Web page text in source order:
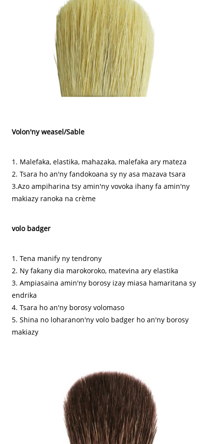
Volon'ny weasel/Sable
1. Malefaka, elastika, mahazaka, malefaka ary mateza
2. Tsara ho an'ny fandokoana sy ny asa mazava tsara
3.Azo ampiharina tsy amin'ny vovoka ihany fa amin'ny
makiazy ranoka na crème
volo badger
1. Tena manify ny tendrony
2. Ny fakany dia marokoroko, matevina ary elastika
3. Ampiasaina amin'ny borosy izay miasa hamaritana sy
endrika
4. Tsara ho an'ny borosy volomaso
5. Shina no loharanon'ny volo badger ho an'ny borosy
makiazy